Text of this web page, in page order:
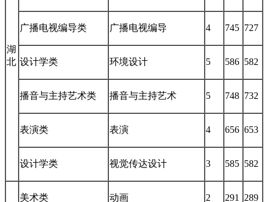
湖
北
广播电视编导类 广播电视编导 4 745 727
设计学类 环境设计 5 586 582
播音与主持艺术类 播音与主持艺术 5 748 732
表演类 表演 4 656 653
设计学类 视觉传达设计 3 585 582
美术类 动画 2 291 289